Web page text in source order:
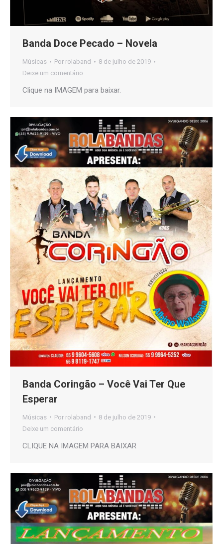
Banda Doce Pecado – Novela
Músicas Por rolaband
8 de julho de 2019
Deixe um comentário
Clique na IMAGEM para baixar.
Banda Coringão – Você Vai Ter Que
Esperar
Músicas Por rolaband
8 de julho de 2019
Deixe um comentário
CLIQUE NA IMAGEM PARA BAIXAR